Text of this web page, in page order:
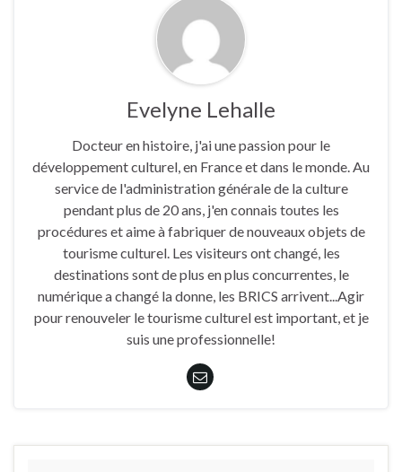
Evelyne Lehalle
Docteur en histoire, j'ai une passion pour le
développement culturel, en France et dans le monde. Au
service de l'administration générale de la culture
pendant plus de 20 ans, j'en connais toutes les
procédures et aime à fabriquer de nouveaux objets de
tourisme culturel. Les visiteurs ont changé, les
destinations sont de plus en plus concurrentes, le
numérique a changé la donne, les BRICS arrivent...Agir
pour renouveler le tourisme culturel est important, et je
suis une professionnelle!